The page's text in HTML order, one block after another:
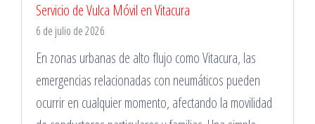
en
La
Florida
Servicio de Vulca Móvil en Vitacura
6 de julio de 2026
En zonas urbanas de alto flujo como Vitacura, las
emergencias relacionadas con neumáticos pueden
ocurrir en cualquier momento, afectando la movilidad